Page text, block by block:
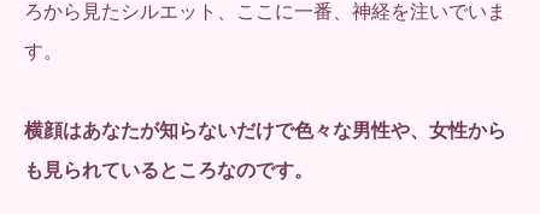
ろから見たシルエット、ここに一番、神経を注いでいま
す。
横顔はあなたが知らないだけで色々な男性や、女性から
も 見られているところなのです。